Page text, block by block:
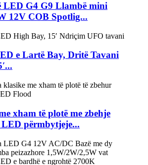
LED G4 G9 Llambë mini
12V COB Spotlig...
e Lartë Bay, Dritë Tavani
xham të plotë me zbehje
përmbytjeje...